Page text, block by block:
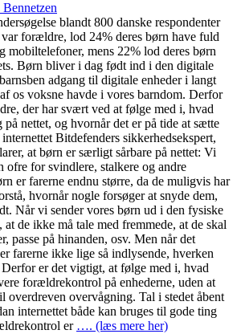
blandt 800 danske respondenter
forældre, lod 24% deres børn have fuld
mobiltelefoner, mens 22% lod deres børn
Børn bliver i dag født ind i den digitale
adgang til digitale enheder i langt
os voksne havde i vores barndom. Derfor
der har svært ved at følge med i, hvad
på nettet, og hvornår det er på tide at sætte
Bitdefenders sikkerhedsekspert,
at børn er særligt sårbare på nettet: Vi
ofre for svindlere, stalkere og andre
er farerne endnu større, da de muligvis har
hvornår nogle forsøger at snyde dem,
Når vi sender vores børn ud i den fysiske
de ikke må tale med fremmede, at de skal
passe på hinanden, osv. Men når det
farerne ikke lige så indlysende, hverken
er det vigtigt, at følge med i, hvad
forældrekontrol på enhederne, uden at
overdreven overvågning. Tal i stedet åbent
internettet både kan bruges til gode ting
er …. (læs mere her)